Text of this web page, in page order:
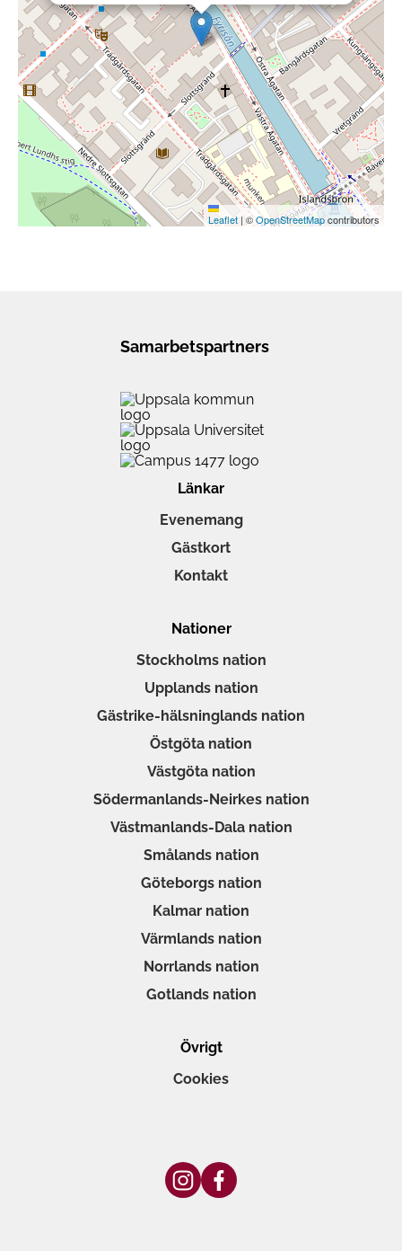
Leaflet | ©OpenStreetMapcontributors
Samarbetspartners
Länkar
Evenemang
Gästkort
Kontakt
Nationer
Stockholms nation
Upplands nation
Gästrike-hälsninglands nation
Östgöta nation
Västgöta nation
Södermanlands-Neirkes nation
Västmanlands-Dala nation
Smålands nation
Göteborgs nation
Kalmar nation
Värmlands nation
Norrlands nation
Gotlands nation
Övrigt
Cookies